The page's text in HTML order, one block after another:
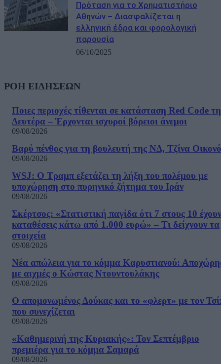
Πρόταση για το Χρηματιστήριο
Αθηνών – Διασφαλίζεται η
ελληνική έδρα και φορολογική
παρουσία
06/10/2025
ΡΟΗ ΕΙΔΗΣΕΩΝ
Ποιες περιοχές τίθενται σε κατάσταση Red Code τη
Δευτέρα – Έρχονται ισχυροί βόρειοι άνεμοι
09/08/2026
Βαρύ πένθος για τη βουλευτή της ΝΔ, Τζίνα
09/08/2026
WSJ: Ο Τραμπ εξετάζει τη λήξη του πολέμου με
υποχώρηση στο πυρηνικό ζήτημα του Ιράν
09/08/2026
Σκέρτσος: «Στατιστική παγίδα ότι 7 στους 10 έχουν
καταθέσεις κάτω από 1.000 ευρώ» – Τι δείχνουν τα
στοιχεία
09/08/2026
Νέα απώλεια για το κόμμα Καρυστιανού:
με αιχμές ο Κώστας Ντουντουλάκης
09/08/2026
Ο απομονωμένος Δούκας και το «φλερτ» με τον
που συνεχίζεται
09/08/2026
«Καθημερινή της Κυριακής»: Τον Σεπτέμβριο
πρεμιέρα για το κόμμα Σαμαρά
09/08/2026